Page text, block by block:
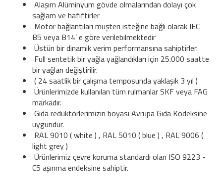
Alaşım Alüminyum gövde olmalarından dolayı çok
sağlam ve hafiftirler
Motor bağlantıları müşteri isteğine bağlı olarak IEC
B5 veya B14’ e göre verilebilmektedir
Üstün bir dinamik verim performansına sahiptirler.
Full sentetik bir yağla yağlandıkları için 25.000 saatte
bir yağları değiştirilir.
( 24 saatlik bir çalışma temposunda yaklaşık 3 yıl )
Ürünlerimizde kullanılan tüm rulmanlar SKF veya FAG
markadır.
Gıda redüktörlerimizin boyası Avrupa Gıda Kodeksine
uygundur.
RAL 9010 ( white ) , RAL 5010 ( blue ) , RAL 9006 (
light grey )
Ürünlerimiz çevre koruma standardı olan ISO 9223 -
C5 aşınma endeksine sahiptir.